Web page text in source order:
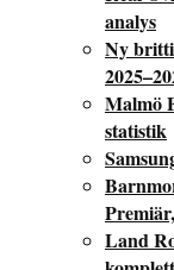
analys
Ny
Malmö
statistik
Land